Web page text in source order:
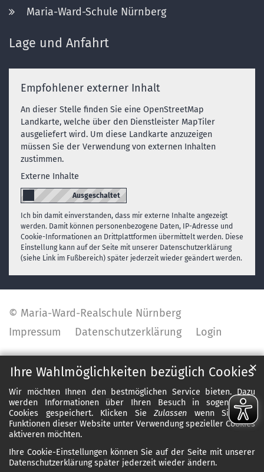
Ihre Wahlmöglichkeiten bezüglich Cookies
Wir möchten Ihnen den bestmöglichen Service bieten. Dazu
werden Informationen über Ihren Besuch in sogenannten
Cookies gespeichert. Klicken SieZulassen wenn Sie alle
Funktionen dieser Website unter Verwendung spezieller Cookies
aktiveren möchten.
Ihre Cookie-Einstellungen können Sie auf der Seite mit unserer
Datenschutzerklärung später jederzeit wieder ändern.
✕
Maria-Ward-Schule Nürnberg
Lage und Anfahrt
Empfohlener externer Inhalt
An dieser Stelle finden Sie eine OpenStreetMap
Landkarte, welche über den Dienstleister MapTiler
ausgeliefert wird. Um diese Landkarte anzuzeigen
müssen Sie der Verwendung von externen Inhalten
zustimmen.
Externe Inhalte
Ich bin damit einverstanden, dass mir externe Inhalte angezeigt
werden. Damit können personenbezogene Daten, IP-Adresse und
Cookie-Informationen an Drittplattformen übermittelt werden. Diese
Einstellung kann auf der Seite mit unserer Datenschutzerklärung
(siehe Link im Fußbereich) später jederzeit wieder geändert werden.
© Maria-Ward-Realschule Nürnberg
Impressum
Datenschutzerklärung Login